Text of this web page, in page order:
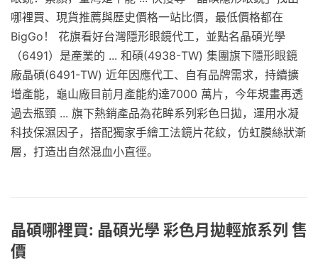
哪裡買、現貨推薦與歷史價格一站比價，最低價格都在
BigGo！ 花旗看好台灣隱形眼鏡代工，並點名晶碩光學
（6491）是產業的 ... 和碩(4938-TW) 集團旗下隱形眼鏡
廠晶碩(6491-TW) 近年因應代工、自有品牌需求，持續擴
增產能，龜山廠目前月產能約達7000 萬片，今年規畫再透
過去瓶頸 ... 旗下熱銷產品為花眸系列彩色日拋，運用水凝
科技保濕因子，搭配獨家手繪工法鏡片花紋，仿虹膜絲狀漸
層，打造出自然混血小直徑。
晶碩哪裡買: 晶碩光學 彩色月拋輕旅系列 售
價